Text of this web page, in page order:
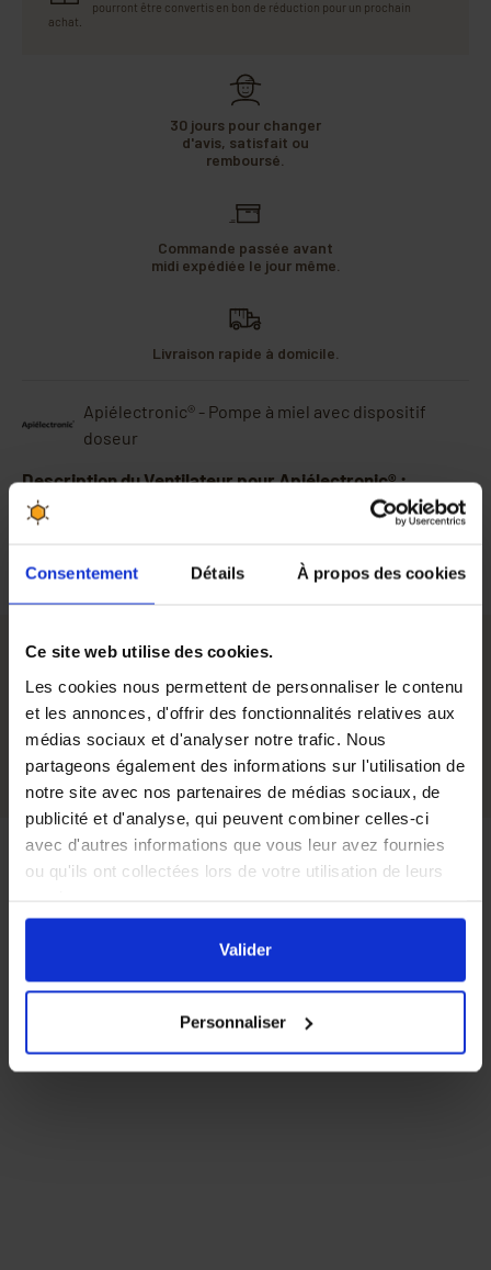
Consentement Détails À propos des cookies
Ce site web utilise des cookies.
Les cookies nous permettent de personnaliser le contenu
et les annonces, d'offrir des fonctionnalités relatives aux
médias sociaux et d'analyser notre trafic. Nous
partageons également des informations sur l'utilisation de
notre site avec nos partenaires de médias sociaux, de
publicité et d'analyse, qui peuvent combiner celles-ci
avec d'autres informations que vous leur avez fournies
ou qu'ils ont collectées lors de votre utilisation de leurs
En cliquant sur le boutonValidervous acceptez
l'ensemble des cookies de notre site ainsi que ceux de
nos partenaires. Vous pouvez également choisir les
Valider
Personnaliser
pourront être convertis en bon de réduction pour un prochain
achat.
30 jours pour changer
d'avis, satisfait ou
remboursé.
Commande passée avant
midi expédiée le jour même.
Livraison rapide à domicile.
Apiélectronic® - Pompe à miel avec dispositif
doseur
Description du Ventilateur pour Apiélectronic® :
Ventilateur de rechange
Ventilateur de rechangepour pompe
doseuse Apiélectronic.